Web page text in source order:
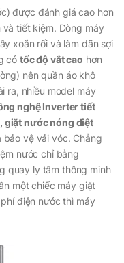
được đánh giá cao hơn
tiết kiệm. Dòng máy
xoắn rối và làm dãn sợi
có tốc độ vắt cao hơn
nên quần áo khô
ra, nhiều model máy
nghệ Inverter tiết
giặt nước nóng diệt
vệ vải vóc. Chẳng
nước chỉ bằng
quay ly tâm thông minh
một chiếc máy giặt
điện nước thì máy